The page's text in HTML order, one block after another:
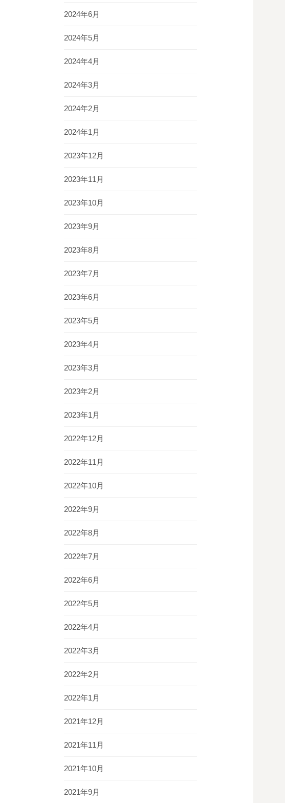
2024年6月
2024年5月
2024年4月
2024年3月
2024年2月
2024年1月
2023年12月
2023年11月
2023年10月
2023年9月
2023年8月
2023年7月
2023年6月
2023年5月
2023年4月
2023年3月
2023年2月
2023年1月
2022年12月
2022年11月
2022年10月
2022年9月
2022年8月
2022年7月
2022年6月
2022年5月
2022年4月
2022年3月
2022年2月
2022年1月
2021年12月
2021年11月
2021年10月
2021年9月